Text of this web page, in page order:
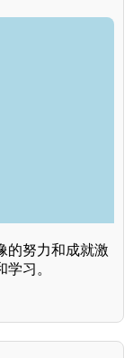
的努力和成就激
习。